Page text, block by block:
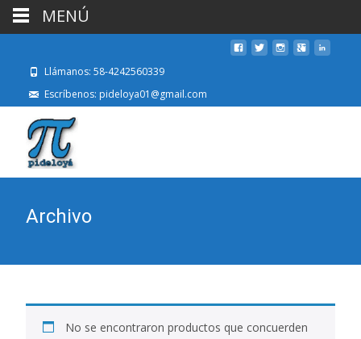
Llámanos: 58-4242560339
Escríbenos: pideloya01@gmail.com
Archivo
No se encontraron productos que concuerden
MENÚ